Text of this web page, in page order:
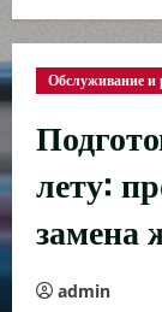
Обслуживание и
лету:
замена
admin